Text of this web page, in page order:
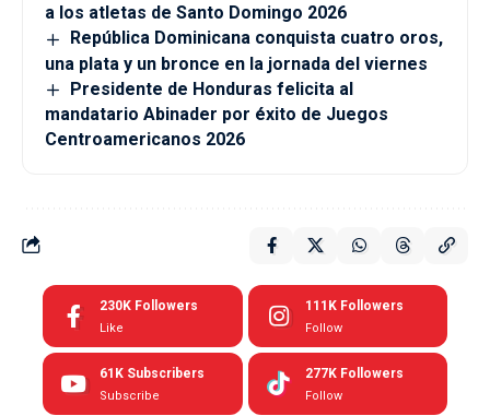
a los atletas de Santo Domingo 2026
República Dominicana conquista cuatro oros,
una plata y un bronce en la jornada del viernes
Presidente de Honduras felicita al
mandatario Abinader por éxito de Juegos
Centroamericanos 2026
230K Followers
Like
111K Followers
Follow
61K Subscribers
Subscribe
277K Followers
Follow